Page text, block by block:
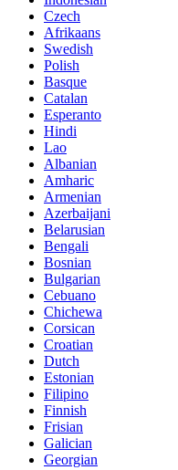
Czech
Afrikaans
Swedish
Polish
Basque
Catalan
Esperanto
Hindi
Lao
Albanian
Amharic
Armenian
Azerbaijani
Belarusian
Bengali
Bosnian
Bulgarian
Cebuano
Chichewa
Corsican
Croatian
Dutch
Estonian
Filipino
Finnish
Frisian
Galician
Georgian